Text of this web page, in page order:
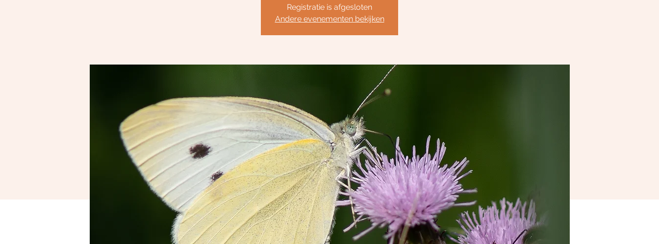
Registratie is afgesloten
Andere evenementen bekijken